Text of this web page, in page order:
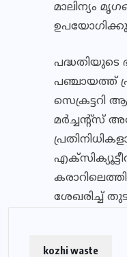
മാലിന്യം
പദ്ധതിയുടെ
പഞ്ചായത്ത്
സെക്രട്ടറി
മര്‍ച്ചന്റ്‌സ്
ശേഖരിച്ച്
kozhi waste